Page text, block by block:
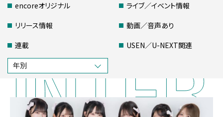
encoreオリジナル
ライブ／イベント情報
リリース情報
動画／音声あり
連載
USEN／U-NEXT関連